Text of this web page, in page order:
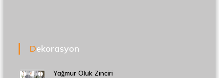
Dekorasyon
Yağmur Oluk Zinciri